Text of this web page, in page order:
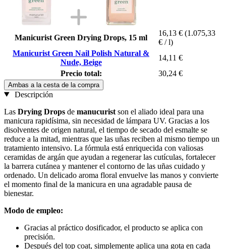
Manicurist Green Drying Drops, 15 ml
16,13 € (1.075,33
€ / l)
Manicurist Green Nail Polish Natural &
Nude, Beige
14,11 €
Precio total:
30,24 €
Ambas a la cesta de la compra
Descripción
Las Drying Drops de manucurist son el aliado ideal para una
manicura rapidísima, sin necesidad de lámpara UV. Gracias a los
disolventes de origen natural, el tiempo de secado del esmalte se
reduce a la mitad, mientras que las uñas reciben al mismo tiempo un
tratamiento intensivo. La fórmula está enriquecida con valiosas
ceramidas de argán que ayudan a regenerar las cutículas, fortalecer
la barrera cutánea y mantener el contorno de las uñas cuidado y
ordenado. Un delicado aroma floral envuelve las manos y convierte
el momento final de la manicura en una agradable pausa de
bienestar.
Modo de empleo:
Gracias al práctico dosificador, el producto se aplica con
precisión.
Después del top coat, simplemente aplica una gota en cada